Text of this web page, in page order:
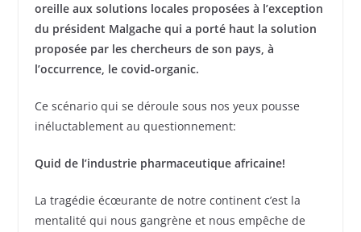
oreille aux solutions locales proposées à l’exception
du président Malgache qui a porté haut la solution
proposée par les chercheurs de son pays, à
l’occurrence, le covid-organic.
Ce scénario qui se déroule sous nos yeux pousse
inéluctablement au questionnement:
Quid de l’industrie pharmaceutique africaine!
La tragédie écœurante de notre continent c’est la
mentalité qui nous gangrène et nous empêche de